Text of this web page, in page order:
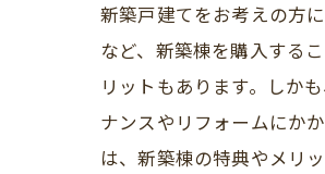
新築戸建てをお考えの方
など、新築棟を購入する
リットもあります。しか
ナンスやリフォームにか
は、新築棟の特典やメリ